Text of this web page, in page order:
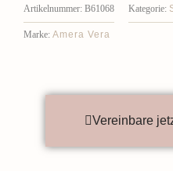
Artikelnummer: B61068 Kategorie:
Marke: Amera Vera
Vereinbare